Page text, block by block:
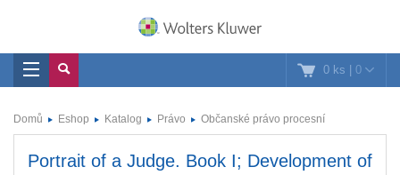
0 ks | 0
Domů Eshop Katalog Právo Občanské právo procesní
Portrait of a Judge. Book I; Development of